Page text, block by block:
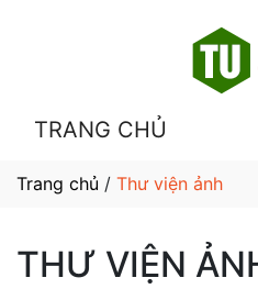
TRANG CHỦ
Trang chủ / Thư viện ảnh
THƯ VIỆN